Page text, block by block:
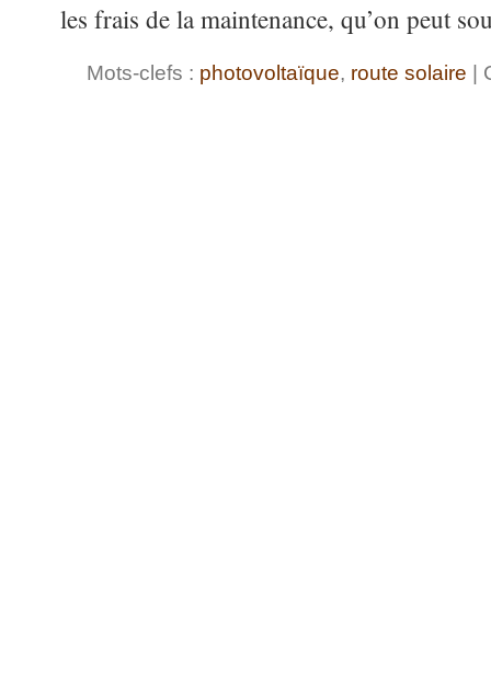
les frais de la maintenance, qu’on peut
Mots-clefs : photovoltaïque, route solaire |